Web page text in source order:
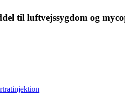
til luftvejssygdom og